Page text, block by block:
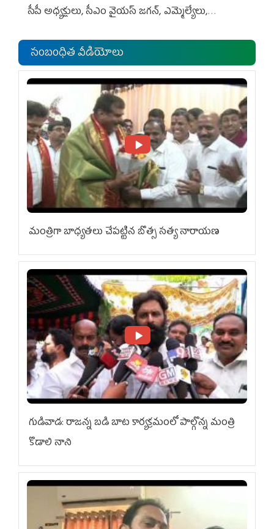
సీపీ అధ్య‌క్షులు, సీఎం వైయ‌స్ జ‌గ‌న్, ఎమ్మెల్యేలు,
సంబంధిత వీడియోలు
మంత్రిగా బాధ్యతలు చేపట్టిన బొత్స సత్య నారాయణ
గుడివాడ: రాజన్న బడి బాట కార్యక్రమంలో పాల్గొన్న మంత్రి
కొడాలి నాని